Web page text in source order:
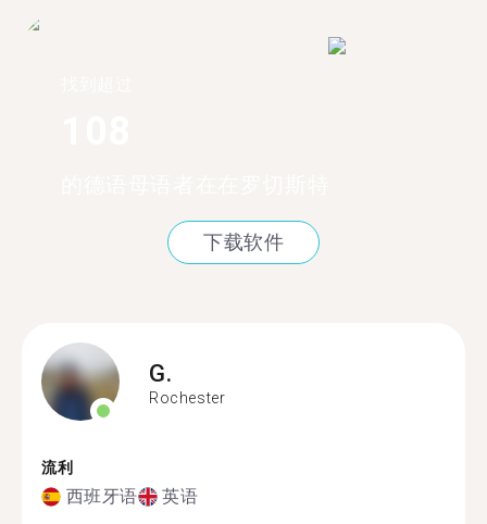
下载软件
G.
Rochester
流利
西班牙语 英语